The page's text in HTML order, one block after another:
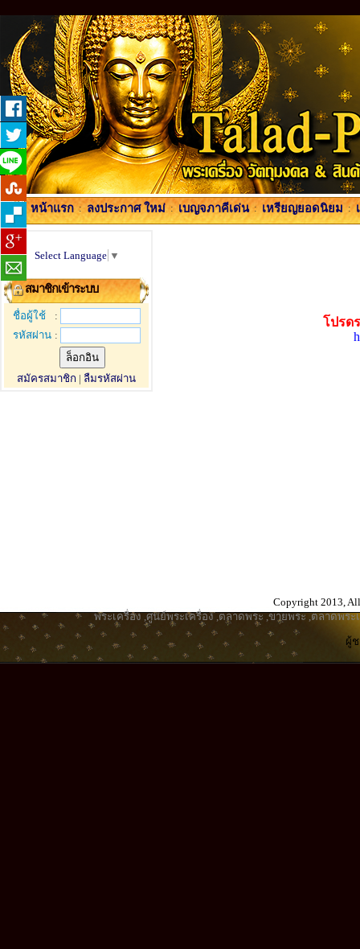
หน้าแรก : ลงประกาศ ใหม่ : เบญจภาคีเด่น : เหรียญยอดนิยม :
Select Language ▼
สมาชิกเข้าระบบ
ชื่อผู้ใช้
:
รหัสผ่าน :
สมัครสมาชิก | ลืมรหัสผ่าน
โปรด
Copyright 2013,
พระเครื่อง ,ศูนย์พระเครื่อง,ตลาดพระ ,ขายพระ ,ตลาดพระ
ผู้